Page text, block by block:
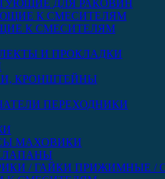
ДЛЯ РАКОВИН
К СМЕСИТЕЛЯМ
И ПРОКЛАДКИ
КРОНШТЕЙНЫ
ПЕРЕХОДНИКИ
МАХОВИКИ
/ ГАЙКИ ПРИЖИМНЫЕ /